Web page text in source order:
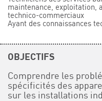
maintenance, exploitation,
technico-commerciaux
Ayant des connaissances
OBJECTIFS
Comprendre les
spécificités des
sur les installations